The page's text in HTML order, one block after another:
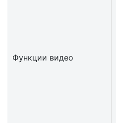
Функции видео